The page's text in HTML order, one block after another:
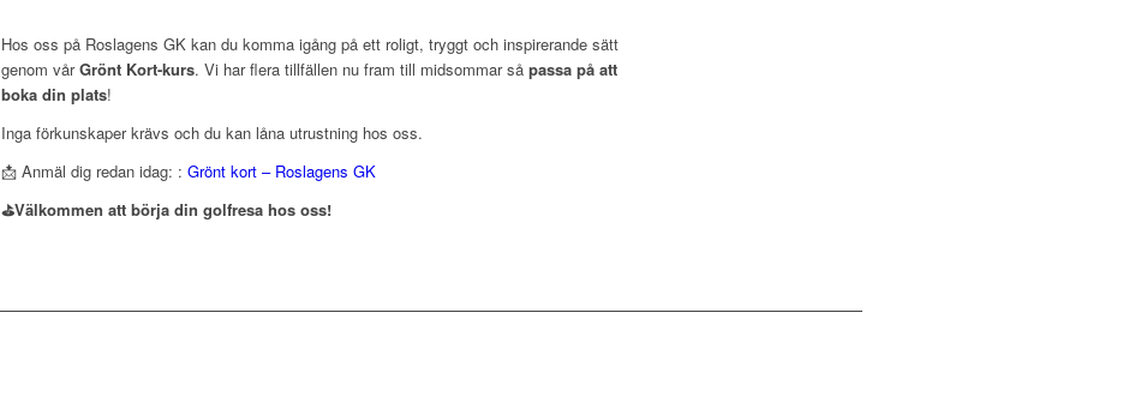
Hos oss på Roslagens GK kan du komma igång på ett roligt, tryggt och inspirerande sätt
genom vårGrönt Kort-kurs. Vi har flera tillfällen nu fram till midsommar så passa på att
boka din plats!
Inga förkunskaper krävs och du kan låna utrustning hos oss.
📩 Anmäl dig redan idag: : Grönt kort – Roslagens GK
⛳Välkommen att börja din golfresa hos oss!